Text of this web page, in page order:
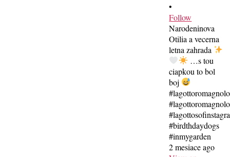
•
Follow
Narodeninova
Otilia a vecerna
letna zahrada
…s tou
ciapkou to bol
boj
#birdthdaydogs
#inmygarden
2 mesiace ago